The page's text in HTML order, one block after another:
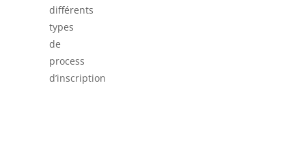
différents
types
de
process
d’inscription